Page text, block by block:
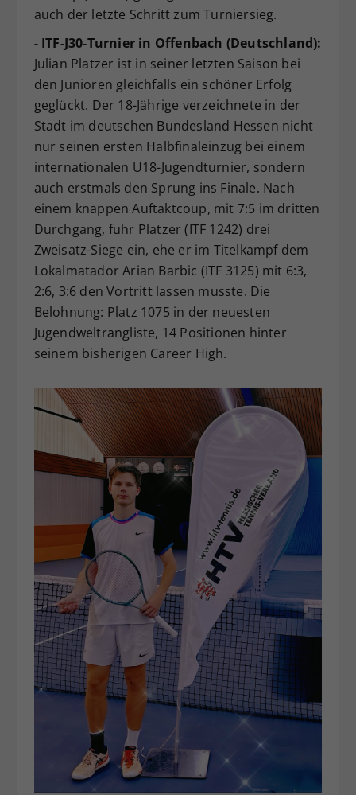
auch der letzte Schritt zum Turniersieg.
- ITF-J30-Turnier in Offenbach (Deutschland):
Julian Platzer ist in seiner letzten Saison bei
den Junioren gleichfalls ein schöner Erfolg
geglückt. Der 18-Jährige verzeichnete in der
Stadt im deutschen Bundesland Hessen nicht
nur seinen ersten Halbfinaleinzug bei einem
internationalen U18-Jugendturnier, sondern
auch erstmals den Sprung ins Finale. Nach
einem knappen Auftaktcoup, mit 7:5 im dritten
Durchgang, fuhr Platzer (ITF 1242) drei
Zweisatz-Siege ein, ehe er im Titelkampf dem
Lokalmatador Arian Barbic (ITF 3125) mit 6:3,
2:6, 3:6 den Vortritt lassen musste. Die
Belohnung: Platz 1075 in der neuesten
Jugendweltrangliste, 14 Positionen hinter
seinem bisherigen Career High.